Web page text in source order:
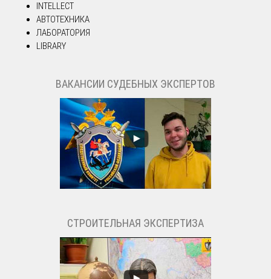
INTELLECT
АВТОТЕХНИКА
ЛАБОРАТОРИЯ
LIBRARY
ВАКАНСИИ СУДЕБНЫХ ЭКСПЕРТОВ
СТРОИТЕЛЬНАЯ ЭКСПЕРТИЗА